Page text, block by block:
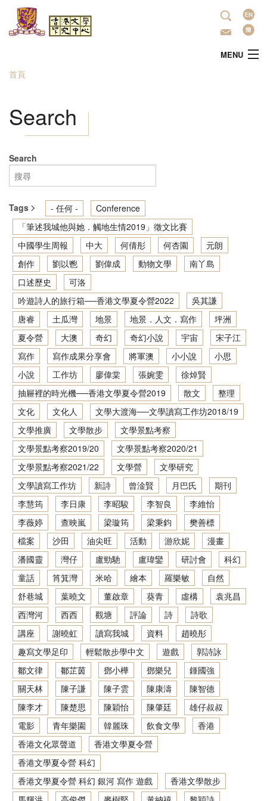
移至主內容
語
言
MENU
中心簡介
學術研究
文學推廣
出版
香港文學資料庫
相關連結
您在這裡
首頁
Search
Search
Tags - 任何 -
Conference
「筆述我城他與她．觸地生情2019」徵文比賽
中國學生周報
中大 何倩彤 何杏園
元朗
創作
劉以鬯 劉偉成 動物文學
南丫島
口述歷史
可洛
吟遊詩人的旅行箱──香港文學夏令營2022
吳其謙
唐睿
土瓜灣 地景 地景．人文．寫作
坪洲
夏令營
大澳 奇幻 奇幻小說 宇宙
宋子江
寫作
寫作成果分享會 將軍澳 小小說
小思
小說
工作坊 廖偉棠 張婉雯
徐焯賢
抽屜裡的時光機──香港文學夏令營2019
散文
整理
文化
文化人
文學大渡海──文學讀寫工作坊2018/19
文學推廣
文學散步
文學景點考察
文學景點考察2019/20
文學景點考察2020/21
文學景點考察2021/22
文學營
文學研究
文學讀寫工作坊
新詩 曾淦賢 月巴氏
期刊
李慧筠
李日康 李昭駿 李智良
李維怡
李薇婷
查映嵐 梁璇筠 梁秉鈞
樊善標
檔案
沙田 油尖旺 活動 游欣妮
漫畫
潘國靈
灣仔 盧勁馳 盧瑋鑾 研討會
科幻
童話
筲箕灣 米哈 繪本 羅樂敏
自然
舒巷城
葉曉文 董啟章 葵青 虛構
袁兆昌
西灣河
西西 觀塘 評論 詩
詩歌
講座
謝曉虹 讀寫我城 資料
趙曉彤
趣寫文學足印
輕鬆散步學中文 遊戲
郭詩詠
鄒文律
鄒芷茵 鄧小樺 鄧樂兒
鍾國強
關天林
陳子謙 陳子雲 陳康濤
陳智德
陳李才
陳楚思 陳穎怡 陳肇廷
雄仔叔叔
電影
青年樂園 韓麗珠 飲食文學
香港
香港文化眾聲道
香港文學夏令營
香港文學夏令營 科幻
香港文學夏令營 科幻 銀河 寫作 遊戲
香港文學散步